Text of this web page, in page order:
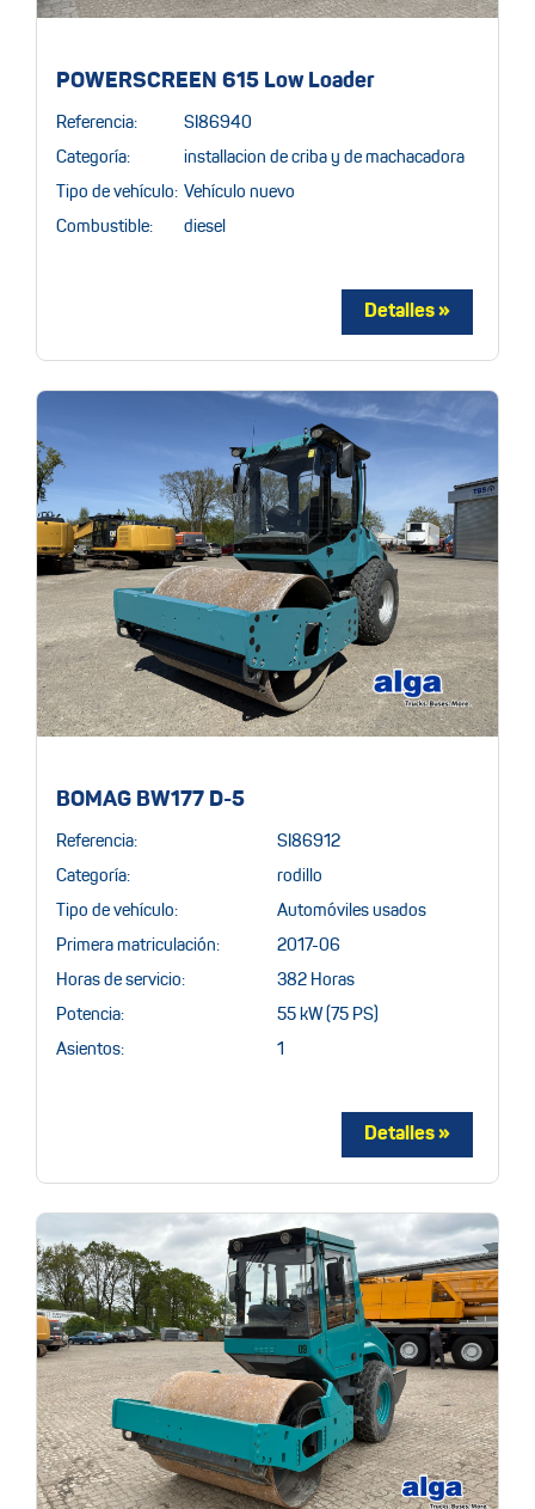
POWERSCREEN 615 Low Loader
Referencia: SI86940
Categoría: installacion de criba y de machacadora
Tipo de vehículo: Vehículo nuevo
Combustible: diesel
BOMAG BW177 D-5
Referencia: SI86912
Categoría: rodillo
Tipo de vehículo: Automóviles usados
Primera matriculación: 2017-06
Horas de servicio: 382 Horas
Potencia: 55 kW (75 PS)
Asientos: 1